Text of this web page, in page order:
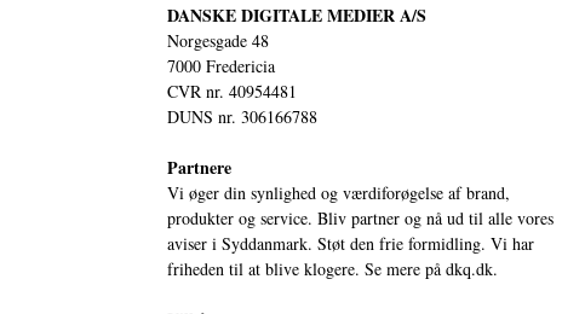
DANSKE DIGITALE MEDIER A/S
Norgesgade 48
7000 Fredericia
CVR nr. 40954481
DUNS nr. 306166788
Partnere
Vi øger din synlighed og værdiforøgelse af brand,
produkter og service. Bliv partner og nå ud til alle vores
aviser i Syddanmark. Støt den frie formidling. Vi har
friheden til at blive klogere. Se mere på dkq.dk.